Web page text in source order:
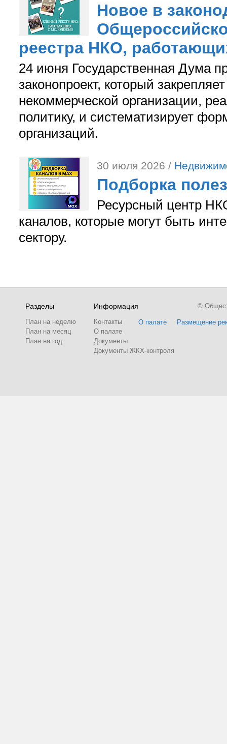
Новое в
реестра НКО,
24 июня Государственная Дума
законопроект, который
некоммерческой организации,
политику, и систематизирует
организаций.
30 июля 2026 /
Подборка
Ресурсный центр
каналов, которые могут быть
сектору.
Разделы
План на неделю
План на месяц
План на год
Информация
Контакты
О палате
Документы
Документы ЖКХ-контроля
О палате Размещение
©